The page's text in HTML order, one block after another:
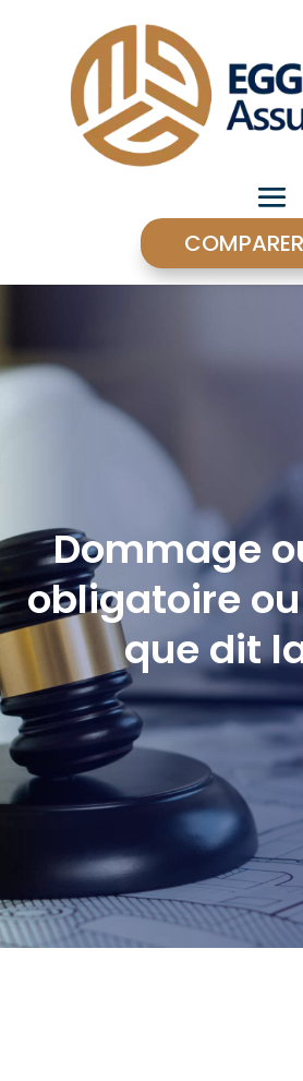
COMPARER
Dommage
obligatoire
que dit